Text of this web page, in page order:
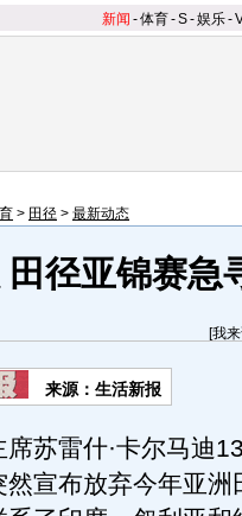
新闻 -体育-S-娱乐-
> 田径 > 最新动态
径亚锦赛急
[我
来源：生活新报
雷什·卡尔马迪
宣布放弃今年亚洲